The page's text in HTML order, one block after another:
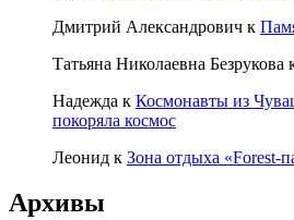
Дмитрий Александрович к
Татьяна Николаевна Безрукова
Надежда к Космонавты из
покоряла космос
Леонид к Зона отдыха «Forest-
Архивы